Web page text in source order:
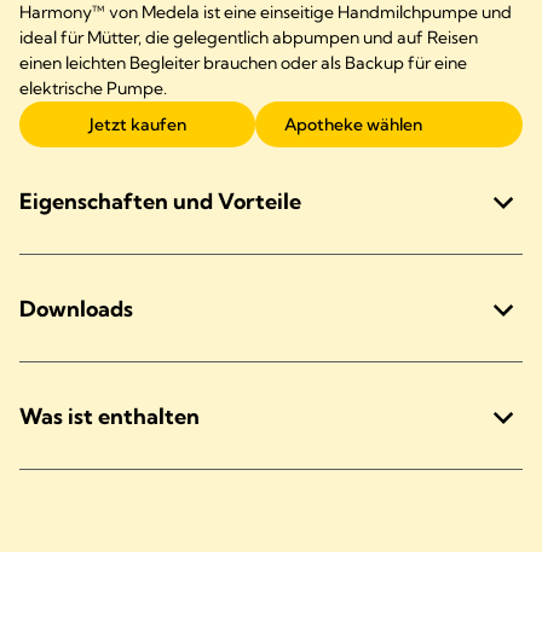
Harmony™ von Medela ist eine einseitige Handmilchpumpe und
ideal für Mütter, die gelegentlich abpumpen und auf Reisen
einen leichten Begleiter brauchen oder als Backup für eine
elektrische Pumpe.
Jetzt kaufen
Apotheke wählen
Eigenschaften und Vorteile
Downloads
Was ist enthalten